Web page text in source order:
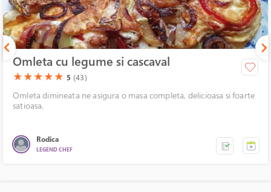
Omleta cu legume si cascaval
(*)
★(*)
★(*)
★(*)
★(*)
★ 5 (43)
Omleta dimineata ne asigura o masa completa, delicioasa si foarte
satioasa.
Rodica
LEGEND CHEF